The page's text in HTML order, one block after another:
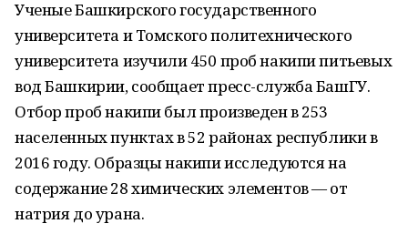
Ученые Башкирского государственного
университета и Томского политехнического
университета изучили 450 проб накипи питьевых
вод Башкирии, сообщает пресс-служба БашГУ.
Отбор проб накипи был произведен в 253
населенных пунктах в 52 районах республики в
2016 году. Образцы накипи исследуются на
содержание 28 химических элементов — от
натрия до урана.